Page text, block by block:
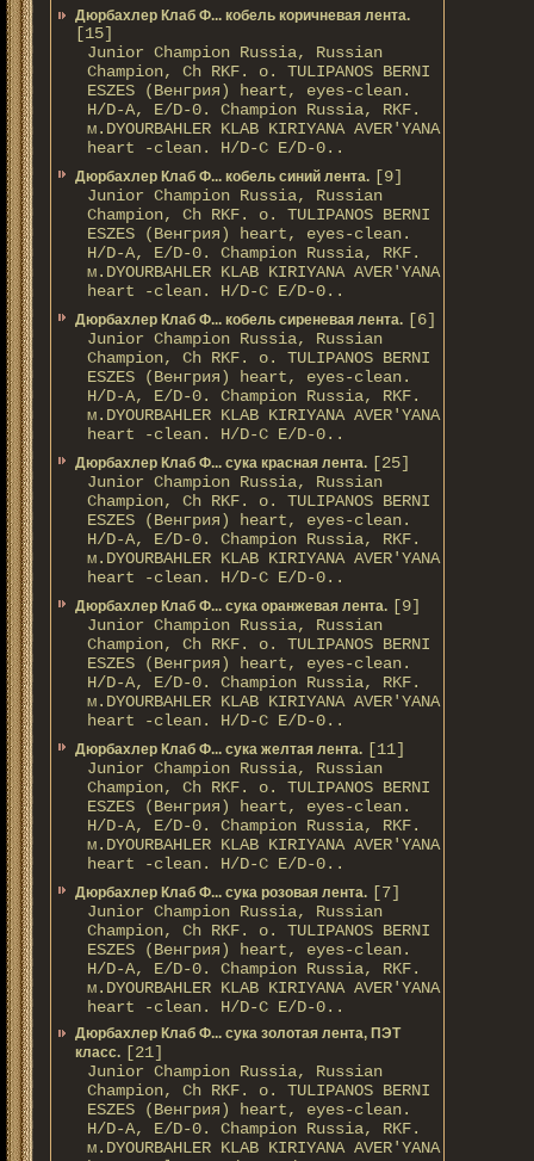
Дюрбахлер Клаб Ф... кобель коричневая лента.
[15]
Junior Champion Russia, Russian
Champion, Ch RKF. о. TULIPANOS BERNI
ESZES (Венгрия) heart, eyes-clean.
H/D-A, E/D-0. Champion Russia, RKF.
м.DYOURBAHLER KLAB KIRIYANA AVER'YANA
heart -clean. H/D-С E/D-0..
Дюрбахлер Клаб Ф... кобель синий лента. [9]
Junior Champion Russia, Russian
Champion, Ch RKF. о. TULIPANOS BERNI
ESZES (Венгрия) heart, eyes-clean.
H/D-A, E/D-0. Champion Russia, RKF.
м.DYOURBAHLER KLAB KIRIYANA AVER'YANA
heart -clean. H/D-С E/D-0..
Дюрбахлер Клаб Ф... кобель сиреневая лента. [6]
Junior Champion Russia, Russian
Champion, Ch RKF. о. TULIPANOS BERNI
ESZES (Венгрия) heart, eyes-clean.
H/D-A, E/D-0. Champion Russia, RKF.
м.DYOURBAHLER KLAB KIRIYANA AVER'YANA
heart -clean. H/D-С E/D-0..
Дюрбахлер Клаб Ф... сука красная лента. [25]
Junior Champion Russia, Russian
Champion, Ch RKF. о. TULIPANOS BERNI
ESZES (Венгрия) heart, eyes-clean.
H/D-A, E/D-0. Champion Russia, RKF.
м.DYOURBAHLER KLAB KIRIYANA AVER'YANA
heart -clean. H/D-С E/D-0..
Дюрбахлер Клаб Ф... сука оранжевая лента. [9]
Junior Champion Russia, Russian
Champion, Ch RKF. о. TULIPANOS BERNI
ESZES (Венгрия) heart, eyes-clean.
H/D-A, E/D-0. Champion Russia, RKF.
м.DYOURBAHLER KLAB KIRIYANA AVER'YANA
heart -clean. H/D-С E/D-0..
Дюрбахлер Клаб Ф... сука желтая лента. [11]
Junior Champion Russia, Russian
Champion, Ch RKF. о. TULIPANOS BERNI
ESZES (Венгрия) heart, eyes-clean.
H/D-A, E/D-0. Champion Russia, RKF.
м.DYOURBAHLER KLAB KIRIYANA AVER'YANA
heart -clean. H/D-С E/D-0..
Дюрбахлер Клаб Ф... сука розовая лента. [7]
Junior Champion Russia, Russian
Champion, Ch RKF. о. TULIPANOS BERNI
ESZES (Венгрия) heart, eyes-clean.
H/D-A, E/D-0. Champion Russia, RKF.
м.DYOURBAHLER KLAB KIRIYANA AVER'YANA
heart -clean. H/D-С E/D-0..
Дюрбахлер Клаб Ф... сука золотая лента, ПЭТ
класс. [21]
Junior Champion Russia, Russian
Champion, Ch RKF. о. TULIPANOS BERNI
ESZES (Венгрия) heart, eyes-clean.
H/D-A, E/D-0. Champion Russia, RKF.
м.DYOURBAHLER KLAB KIRIYANA AVER'YANA